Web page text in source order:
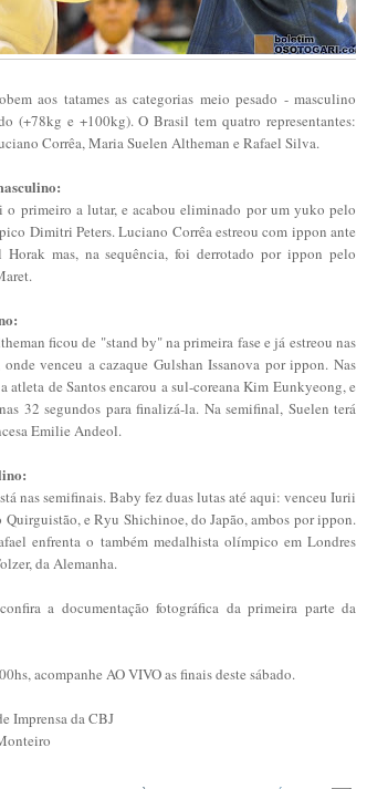
aos tatames as categorias meio pesado - masculino
(+78kg e +100kg). O Brasil tem quatro representantes:
Corrêa, Maria Suelen Altheman e Rafael Silva.
o primeiro a lutar, e acabou eliminado por um yuko pelo
Dimitri Peters. Luciano Corrêa estreou com ippon ante
mas, na sequência, foi derrotado por ippon pelo
ficou de "stand by" na primeira fase e já estreou nas
venceu a cazaque Gulshan Issanova por ippon. Nas
atleta de Santos encarou a sul-coreana Kim Eunkyeong, e
32 segundos para finalizá-la. Na semifinal, Suelen terá
Emilie Andeol.
nas semifinais. Baby fez duas lutas até aqui: venceu Iurii
e Ryu Shichinoe, do Japão, ambos por ippon.
enfrenta o também medalhista olímpico em Londres
da Alemanha.
a documentação fotográfica da primeira parte da
acompanhe AO VIVO as finais deste sábado.
Imprensa da CBJ